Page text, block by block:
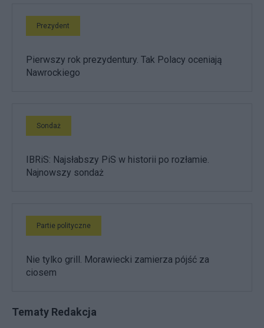
Prezydent
Pierwszy rok prezydentury. Tak Polacy oceniają
Nawrockiego
Sondaż
IBRiS: Najsłabszy PiS w historii po rozłamie.
Najnowszy sondaż
Partie polityczne
Nie tylko grill. Morawiecki zamierza pójść za
ciosem
Tematy Redakcja